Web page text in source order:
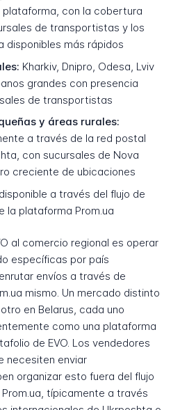
con la cobertura
de transportistas y los
disponibles más rápidos
Kharkiv, Dnipro, Odesa, Lviv
grandes con presencia
de transportistas
y áreas rurales:
a través de la red postal
con sucursales de Nova
creciente de ubicaciones
a través del flujo de
la plataforma Prom.ua
al comercio regional es operar
específicas por país
envíos a través de
mismo. Un mercado distinto
en Belarus, cada uno
como una plataforma
de EVO. Los vendedores
necesiten enviar
organizar esto fuera del flujo
típicamente a través